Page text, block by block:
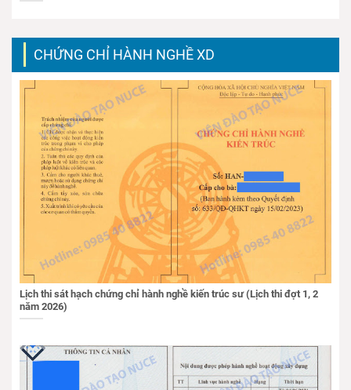
CHỨNG CHỈ HÀNH NGHỀ XD
Lịch thi sát hạch chứng chỉ hành nghề kiến trúc sư (Lịch thi đợt 1, 2
năm 2026)